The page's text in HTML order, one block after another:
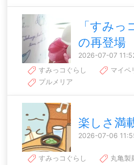
「すみっ
の再登場
2026-07-07
すみっコぐらし
マイペ
プルメリア
楽しさ満
2026-07-06
すみっコぐらし
丸亀製